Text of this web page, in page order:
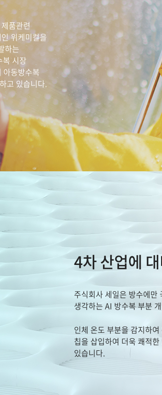
품관련
위케미컬을
하는
복 시장
아동방수복
고 있습니다.
4차 산업에
주식회사 세일은 방수에만
생각하는 AI 방수복 부분
인체 온도 부분을 감지하
칩을 삽입하여 더욱 쾌적
있습니다.